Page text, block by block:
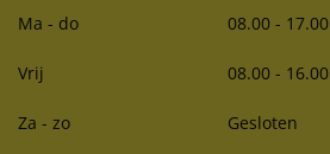
Ma - do 08.00 - 17.00
Vrij 08.00 - 16.00
Za - zo Gesloten